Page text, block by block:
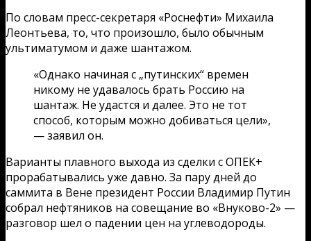
По словам пресс-секретаря «Роснефти» Михаила
Леонтьева, то, что произошло, было обычным
ультиматумом и даже шантажом.
«Однако начиная с „путинских“ времен
никому не удавалось брать Россию на
шантаж. Не удастся и далее. Это не тот
способ, которым можно добиваться цели»,
— заявил он.
Варианты плавного выхода из сделки с ОПЕК+
прорабатывались уже давно. За пару дней до
саммита в Вене президент России Владимир Путин
собрал нефтяников на совещание во «Внуково-2» —
разговор шел о падении цен на углеводороды.